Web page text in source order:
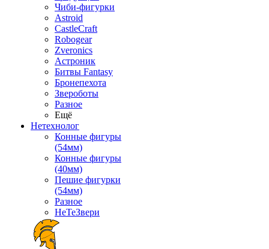
Чиби-фигурки
Astroid
CastleCraft
Robogear
Zveronics
Астроник
Битвы Fantasy
Бронепехота
Звероботы
Разное
Ещё
Нетехнолог
Конные фигуры
(54мм)
Конные фигуры
(40мм)
Пешие фигурки
(54мм)
Разное
НеТеЗвери